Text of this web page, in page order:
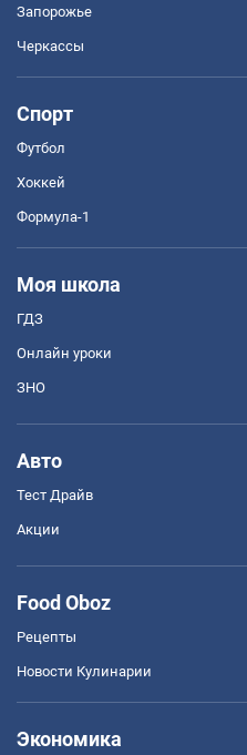
Запорожье
Черкассы
Спорт
Футбол
Хоккей
Формула-1
Моя школа
ГДЗ
Онлайн уроки
ЗНО
Авто
Тест Драйв
Акции
Food Oboz
Рецепты
Новости Кулинарии
Экономика